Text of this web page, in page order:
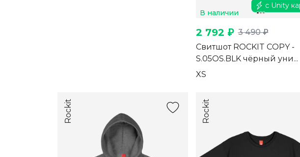
В наличии
с Unity
2 792 ₽ 3 490 ₽
Свитшот ROCKIT COPY -
S.05OS.BLK чёрный уни...
XS
Rockit Rockit